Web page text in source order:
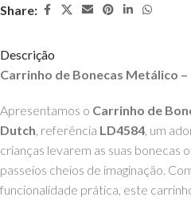
Share:
Descrição
Carrinho de Bonecas Metálico
Apresentamos o Carrinho de
Dutch, referência LD4584, um
crianças levarem as suas bonecas
passeios cheios de imaginação.
funcionalidade prática, este